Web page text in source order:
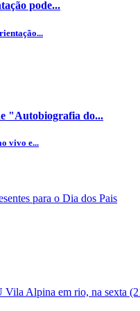
pode...
"Autobiografia do...
vivo e...